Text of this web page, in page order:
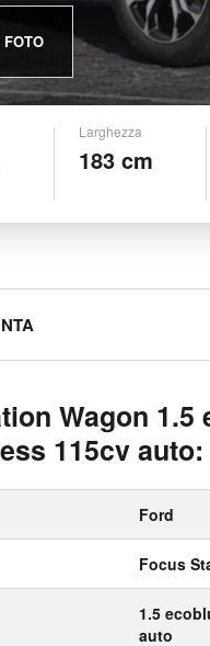
Larghezza
183 cm
Wagon 1.5
115cv
Ford
Focus
1.5
auto